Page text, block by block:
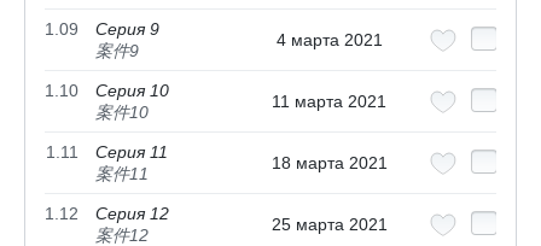
1.09
Серия 9
案件9
4 марта 2021
1.10
Серия 10
案件10
11 марта 2021
1.11
Серия 11
案件11
18 марта 2021
1.12
Серия 12
案件12
25 марта 2021